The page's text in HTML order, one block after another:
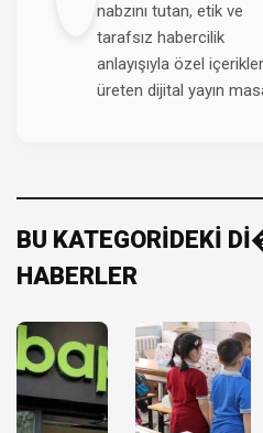
nabzını tutan, etik ve
tarafsız habercilik
anlayışıyla özel içerikler
üreten dijital yayın
BU KATEGORİDEKİ
HABERLER